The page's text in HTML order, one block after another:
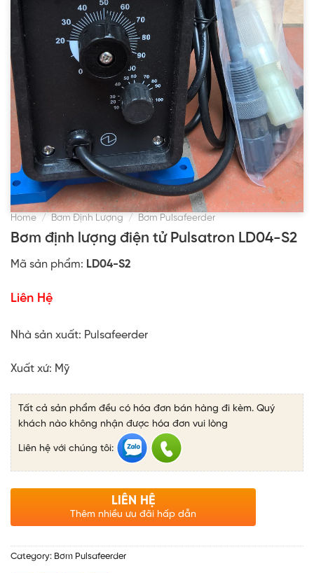
Home / Bơm Định Lượng / Bơm Pulsafeerder
Bơm định lượng điện tử Pulsatron LD04-S2
Mã sản phẩm: LD04-S2
Liên Hệ
Nhà sản xuất: Pulsafeerder
Xuất xứ: Mỹ
Tất cả sản phẩm đều có hóa đơn bán hàng đi kèm. Quý
khách nào không nhận được hóa đơn vui lòng
Liên hệ với chúng tôi:
LIÊN HỆ
Thêm nhiều ưu đãi hấp dẫn
Category: Bơm Pulsafeerder